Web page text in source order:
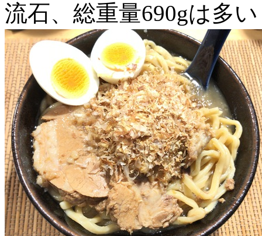
流石、総重量690gは多い